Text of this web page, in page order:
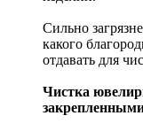
Сильно
какого
отдавать для
Чистка